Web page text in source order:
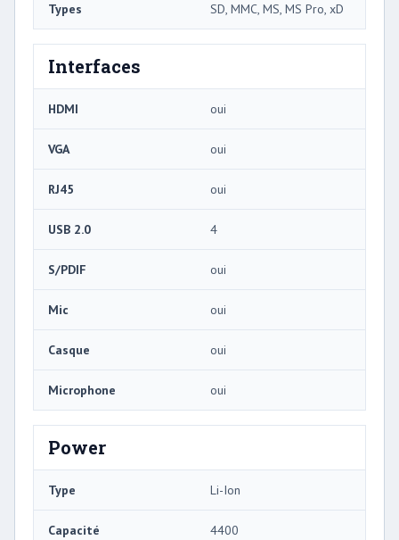
Types SD, MMC, MS, MS Pro, xD
Interfaces
HDMI oui
VGA oui
RJ45 oui
USB 2.0 4
S/PDIF oui
Mic oui
Casque oui
Microphone oui
Power
Type Li-Ion
Capacité 4400